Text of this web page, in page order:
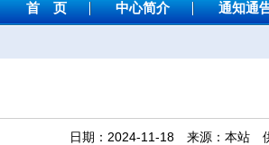
首 页 中心简介 通知通
日期：2024-11-18 来源：本站